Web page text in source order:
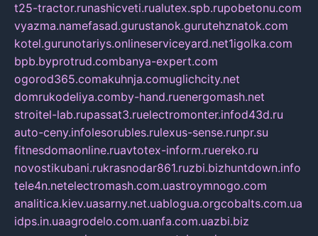
t25-tractor.runashicveti.rualutex.spb.rupobetonu.com
vyazma.namefasad.gurustanok.gurutehznatok.com
kotel.gurunotariys.onlineserviceyard.net1igolka.com
bpb.byprotrud.combanya-expert.com
ogorod365.comakuhnja.comuglichcity.net
domrukodeliya.comby-hand.ruenergomash.net
stroitel-lab.rupassat3.ruelectromonter.infod43d.ru
auto-ceny.infolesorubles.rulexus-sense.runpr.su
fitnesdomaonline.ruavtotex-inform.ruereko.ru
novostikubani.rukrasnodar861.ruzbi.bizhuntdown.info
tele4n.netelectromash.com.uastroymnogo.com
analitica.kiev.uasarny.net.uablogua.orgcobalts.com.ua
idps.in.uaagrodelo.com.uanfa.com.uazbi.biz